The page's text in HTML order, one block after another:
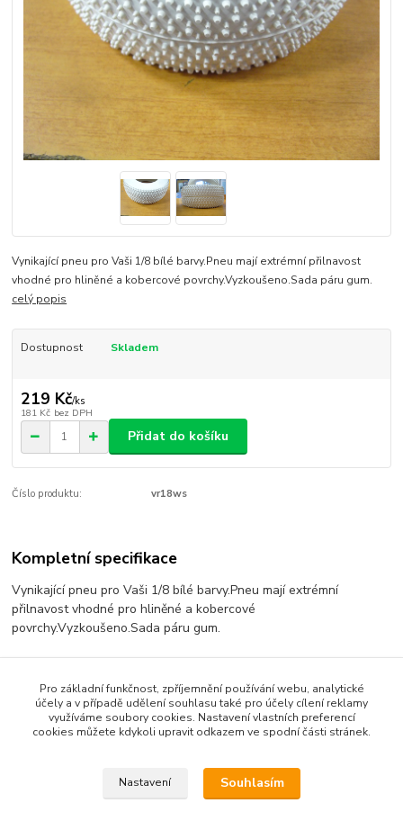
Vynikající pneu pro Vaši 1/8 bílé barvy.Pneu mají extrémní přilnavost
vhodné pro hliněné a kobercové povrchy.Vyzkoušeno.Sada páru gum.
celý popis
Dostupnost Skladem
219 Kč/ks
181 Kč bez DPH
Přidat do košíku
Číslo produktu: vr18ws
Kompletní specifikace
Vynikající pneu pro Vaši 1/8 bílé barvy.Pneu mají extrémní
přilnavost vhodné pro hliněné a kobercové
povrchy.Vyzkoušeno.Sada páru gum.
Zboží zařazeno v kategoriích
1:8
Pro základní funkčnost, zpříjemnění používání webu, analytické
účely a v případě udělení souhlasu také pro účely cílení reklamy
využíváme soubory cookies. Nastavení vlastních preferencí
cookies můžete kdykoli upravit odkazem ve spodní části stránek.
Nastavení Souhlasím